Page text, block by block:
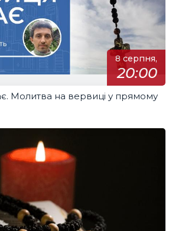
8 серпня,
20:00
Молитва на вервиці у прямому